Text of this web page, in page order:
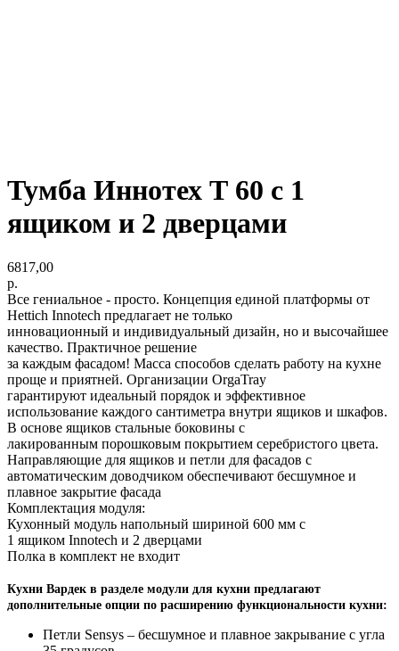
Тумба Иннотех Т 60 с 1
ящиком и 2 дверцами
6817,00
р.
Все гениальное - просто. Концепция единой платформы от
Hettich Innotech предлагает не только
инновационный и индивидуальный дизайн, но и высочайшее
качество. Практичное решение
за каждым фасадом! Масса способов сделать работу на кухне
проще и приятней. Организации OrgaTray
гарантируют идеальный порядок и эффективное
использование каждого сантиметра внутри ящиков и шкафов.
В основе ящиков стальные боковины с
лакированным порошковым покрытием серебристого цвета.
Направляющие для ящиков и петли для фасадов с
автоматическим доводчиком обеспечивают бесшумное и
плавное закрытие фасада
Комплектация модуля:
Кухонный модуль напольный шириной 600 мм с
1 ящиком Innotech и 2 дверцами
Полка в комплект не входит
Кухни Вардек в разделе модули для кухни предлагают
дополнительные опции по расширению функциональности кухни:
Петли Sensys – бесшумное и плавное закрывание с угла